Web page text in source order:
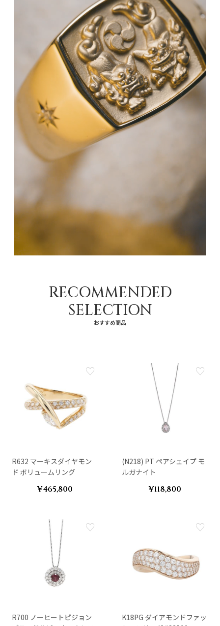
RECOMMENDED
SELECTION
おすすめ商品
R632 マーキスダイヤモン
ド ボリュームリング
¥465,800
(N218) PT ペアシェイプ モ
ルガナイト
¥118,800
R700 ノーヒートピジョン
K18PG ダイアモンドファッ